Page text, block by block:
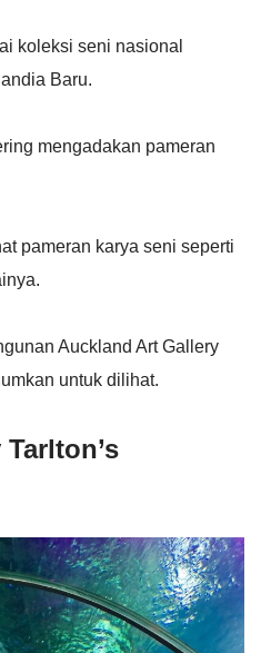
koleksi seni nasional
Baru.
mengadakan pameran
pameran karya seni seperti
Auckland Art Gallery
untuk dilihat.